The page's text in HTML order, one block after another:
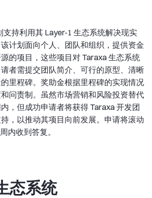
支持利用其 Layer-1 生态系统解决现实
计划面向个人、团队和组织，提供资金
的项目，这些项目对 Taraxa 生态系统
者需提交团队简介、可行的原型、清晰
里程碑。奖助金根据里程碑的实现情况
问责制。虽然市场营销和风险投资替代
，但成功申请者将获得 Taraxa 开发团
，以推动其项目向前发展。申请将滚动
内收到答复。
态系统